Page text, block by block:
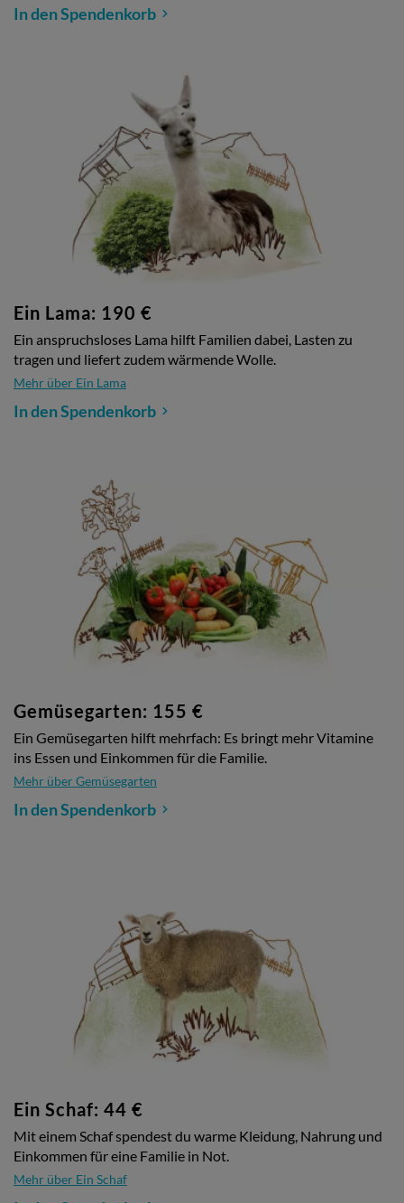
In den Spendenkorb
Ein Lama: 190 €
Ein anspruchsloses Lama hilft Familien dabei, Lasten zu
tragen und liefert zudem wärmende Wolle.
Mehr über Ein Lama
In den Spendenkorb
Gemüsegarten: 155 €
Ein Gemüsegarten hilft mehrfach: Es bringt mehr Vitamine
ins Essen und Einkommen für die Familie.
Mehr über Gemüsegarten
In den Spendenkorb
Ein Schaf: 44 €
Mit einem Schaf spendest du warme Kleidung, Nahrung und
Einkommen für eine Familie in Not.
Mehr über Ein Schaf